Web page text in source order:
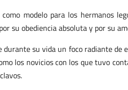
modelo para los hermanos
su obediencia absoluta y por su
su vida un foco radiante de
los novicios con los que tuvo